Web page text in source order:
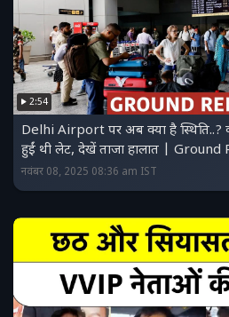
2:54
Delhi Airport पर अब क्या है
हुईं थी लेट, देखें ताजा हालात | Ground
नवंबर 08, 2025 08:36 am IST